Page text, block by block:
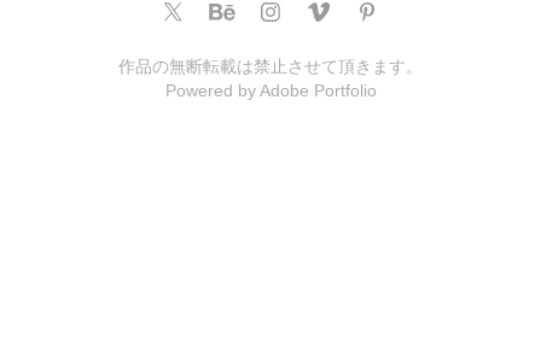
作品の無断転載は禁止させて頂きます。
Powered byAdobe Portfolio